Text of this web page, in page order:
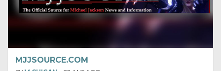
MJJSOURCE.COM